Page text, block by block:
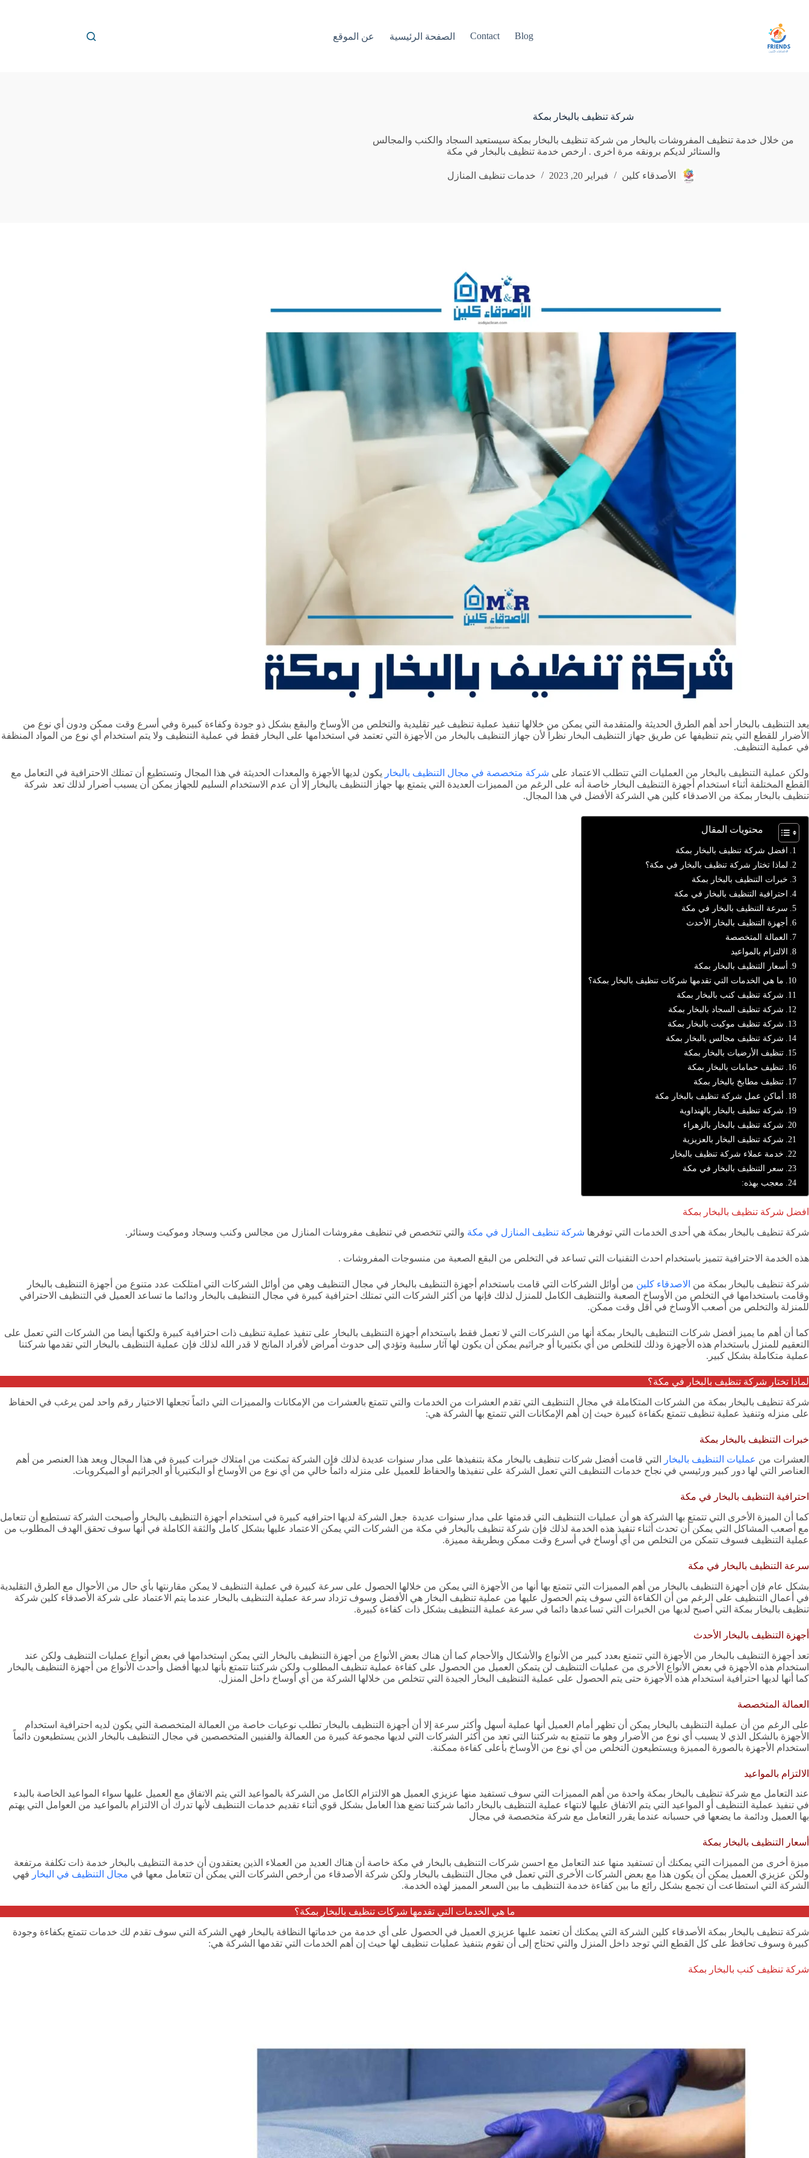
المحتوى
Blog
Contact الصفحة الرئيسية عن الموقع
شركة تنظيف بالبخار بمكة
من خلال خدمة تنظيف المفروشات بالبخار من شركة تنظيف بالبخار بمكة سيستعيد السجاد والكنب والمجالس
والستائر لديكم برونقه مرة اخرى . ارخص خدمة تنظيف بالبخار في مكة
الأصدقاء كلين فبراير 20, 2023 خدمات تنظيف المنازل
يعد التنظيف بالبخار أحد أهم الطرق الحديثة والمتقدمة التي يمكن من خلالها تنفيذ عملية تنظيف غير تقليدية والتخلص من الأوساخ والبقع بشكل ذو جودة وكفاءة كبيرة وفي أسرع وقت ممكن ودون أي نوع من
الأضرار للقطع التي يتم تنظيفها عن طريق جهاز التنظيف البخار نظراً لأن جهاز التنظيف بالبخار من الأجهزة التي تعتمد في استخدامها على البخار فقط في عملية التنظيف ولا يتم استخدام أي نوع من المواد المنظفة
في عملية التنظيف.
ولكن عملية التنظيف بالبخار من العمليات التي تتطلب الاعتماد على شركة متخصصة في مجال التنظيف بالبخار يكون لديها الأجهزة والمعدات الحديثة في هذا المجال وتستطيع أن تمتلك الاحترافية في التعامل مع
القطع المختلفة أثناء استخدام أجهزة التنظيف البخار خاصة أنه على الرغم من المميزات العديدة التي يتمتع بها جهاز التنظيف يالبخار إلا أن عدم الاستخدام السليم للجهاز يمكن أن يسبب أضرار لذلك تعد شركة
تنظيف بالبخار بمكة من الاصدقاء كلين هي الشركة الأفضل في هذا المجال.
محتويات المقال
افضل شركة تنظيف بالبخار بمكة
لماذا تختار شركة تنظيف بالبخار في مكة؟
خبرات التنظيف بالبخار بمكة
احترافية التنظيف بالبخار في مكة
سرعة التنظيف بالبخار في مكة
أجهزة التنظيف بالبخار الأحدث
العمالة المتخصصة
الالتزام بالمواعيد
أسعار التنظيف بالبخار بمكة
ما هي الخدمات التي تقدمها شركات تنظيف بالبخار بمكة؟
شركة تنظيف كنب بالبخار بمكة
شركة تنظيف السجاد بالبخار بمكة
شركة تنظيف موكيت بالبخار بمكة
شركة تنظيف مجالس بالبخار بمكة
تنظيف الأرضيات بالبخار بمكة
تنظيف حمامات بالبخار بمكة
تنظيف مطابخ بالبخار بمكة
أماكن عمل شركة تنظيف بالبخار مكة
شركة تنظيف بالبخار بالهنداوية
شركة تنظيف بالبخار بالزهراء
شركة تنظيف البخار بالعزيزية
خدمة عملاء شركة تنظيف بالبخار
سعر التنظيف بالبخار في مكة
معجب بهذه:
افضل شركة تنظيف بالبخار بمكة
شركة تنظيف بالبخار بمكة هي أحدى الخدمات التي توفرها شركة تنظيف المنازل في مكة والتي تتخصص في تنظيف مفروشات المنازل من مجالس وكنب وسجاد وموكيت وستائر.
هذه الخدمة الاحترافية تتميز باستخدام احدث التقنيات التي تساعد في التخلص من البقع الصعبة من منسوجات المفروشات .
شركة تنظيف بالبخار بمكة من الاصدقاء كلين من أوائل الشركات التي قامت باستخدام أجهزة التنظيف بالبخار في مجال التنظيف وهي من أوائل الشركات التي امتلكت عدد متنوع من أجهزة التنظيف بالبخار
وقامت باستخدامها في التخلص من الأوساخ الصعبة والتنظيف الكامل للمنزل لذلك فإنها من أكثر الشركات التي تمتلك احترافية كبيرة في مجال التنظيف بالبخار ودائما ما تساعد العميل في التنظيف الاحترافي
للمنزلة والتخلص من أصعب الأوساخ في أقل وقت ممكن.
كما أن أهم ما يميز أفضل شركات التنظيف بالبخار بمكة أنها من الشركات التي لا تعمل فقط باستخدام أجهزة التنظيف بالبخار على تنفيذ عملية تنظيف ذات احترافية كبيرة ولكنها أيضا من الشركات التي تعمل على
التعقيم للمنزل باستخدام هذه الأجهزة وذلك للتخلص من أي بكتيريا أو جراثيم يمكن أن يكون لها آثار سلبية وتؤدي إلى حدوث أمراض لأفراد المانج لا قدر الله لذلك فإن عملية التنظيف بالبخار التي تقدمها شركتنا
عملية متكاملة بشكل كبير.
لماذا تختار شركة تنظيف بالبخار في مكة؟
شركة تنظيف بالبخار بمكة من الشركات المتكاملة في مجال التنظيف التي تقدم العشرات من الخدمات والتي تتمتع بالعشرات من الإمكانات والمميزات التي دائماً تجعلها الاختيار رقم واحد لمن يرغب في الحفاظ
على منزله وتنفيذ عملية تنظيف تتمتع بكفاءة كبيرة حيث إن أهم الإمكانات التي تتمتع بها الشركة هي:
خبرات التنظيف بالبخار بمكة
العشرات من عمليات التنظيف بالبخار
التي قامت أفضل شركات تنظيف بالبخار مكة بتنفيذها على مدار سنوات عديدة لذلك فإن الشركة تمكنت من امتلاك خبرات كبيرة في هذا المجال ويعد هذا العنصر من أهم
العناصر التي لها دور كبير ورئيسي في نجاح خدمات التنظيف التي تعمل الشركة على تنفيذها والحفاظ للعميل على منزله دائماً خالي من أي نوع من الأوساخ أو البكتيريا أو الجراثيم أو الميكروبات.
احترافية التنظيف بالبخار في مكة
كما أن الميزة الأخرى التي تتمتع بها الشركة هو أن عمليات التنظيف التي قدمتها على مدار سنوات عديدة جعل الشركة لديها احترافيه كبيرة في استخدام أجهزة التنظيف بالبخار وأصبحت الشركة تستطيع أن تتعامل
مع أصعب المشاكل التي يمكن أن تحدث أثناء تنفيذ هذه الخدمة لذلك فإن شركة تنظيف بالبخار في مكة من الشركات التي يمكن الاعتماد عليها بشكل كامل والثقة الكاملة في أنها سوف تحقق الهدف المطلوب من
عملية التنظيف فسوف تتمكن من التخلص من أي أوساخ في أسرع وقت ممكن وبطريقة مميزة.
سرعة التنظيف بالبخار في مكة
بشكل عام فإن أجهزة التنظيف بالبخار من أهم المميزات التي تتمتع بها أنها من الأجهزة التي يمكن من خلالها الحصول على سرعة كبيرة في عملية التنظيف لا يمكن مقارنتها بأي حال من الأحوال مع الطرق التقليدية
في أعمال التنظيف على الرغم من أن الكفاءة التي سوف يتم الحصول عليها من عملية تنظيف البخار هي الأفضل وسوف تزداد سرعة عملية التنظيف بالبخار عندما يتم الاعتماد على شركة الأصدقاء كلين شركة
تنظيف بالبخار بمكة التي أصبح لديها من الخبرات التي تساعدها دائما في سرعة عملية التنظيف بشكل ذات كفاءة كبيرة.
أجهزة التنظيف بالبخار الأحدث
تعد أجهزة التنظيف بالبخار من الأجهزة التي تتمتع بعدد كبير من الأنواع والأشكال والأحجام كما أن هناك بعض الأنواع من أجهزة التنظيف بالبخار التي يمكن استخدامها في بعض أنواع عمليات التنظيف ولكن عند
استخدام هذه الأجهزة في بعض الأنواع الأخرى من عمليات التنظيف لن يتمكن العميل من الحصول على كفاءة عملية تنظيف المطلوب ولكن شركتنا تتمتع بأنها لديها أفضل وأحدث الأنواع من أجهزة التنظيف يالبخار
كما أنها لديها احترافية استخدام هذه الأجهزة حتى يتم الحصول على عملية التنظيف البخار الجيدة التي تتخلص من خلالها الشركة من أي أوساخ داخل المنزل.
العمالة المتخصصة
على الرغم من أن عملية التنظيف بالبخار يمكن أن تظهر أمام العميل أنها عملية أسهل وأكثر سرعة إلا أن أجهزة التنظيف بالبخار تطلب نوعيات خاصة من العمالة المتخصصة التي يكون لديه احترافية استخدام
الأجهزة بالشكل الذي لا يسبب أي نوع من الأضرار وهو ما تتمتع به شركتنا التي تعد من أكثر الشركات التي لديها مجموعة كبيرة من العمالة والفنيين المتخصصين في مجال التنظيف بالبخار الذين يستطيعون دائماً
استخدام الأجهزة بالصورة المميزة ويستطيعون التخلص من أي نوع من الأوساخ بأعلى كفاءة ممكنة.
الالتزام بالمواعيد
عند التعامل مع شركة تنظيف بالبخار بمكة واحدة من أهم المميزات التي سوف تستفيد منها عزيزي العميل هو الالتزام الكامل من الشركة بالمواعيد التي يتم الاتفاق مع العميل عليها سواء المواعيد الخاصة بالبدء
في تنفيذ عملية التنظيف أو المواعيد التي يتم الاتفاق عليها لانتهاء عملية التنظيف بالبخار دائما شركتنا تضع هذا العامل بشكل قوي أثناء تقديم خدمات التنظيف لأنها تدرك أن الالتزام بالمواعيد من العوامل التي يهتم
بها العميل ودائمة ما يضعها في حسبانه عندما يقرر التعامل مع شركة متخصصة في مجال
أسعار التنظيف بالبخار بمكة
ميزة أخرى من المميزات التي يمكنك أن تستفيد منها عند التعامل مع احسن شركات التنظيف بالبخار في مكة خاصة أن هناك العديد من العملاء الذين يعتقدون أن خدمة التنظيف بالبخار خدمة ذات تكلفة مرتفعة
ولكن عزيزي العميل يمكن أن يكون هذا مع بعض الشركات الأخرى التي تعمل في مجال التنظيف بالبخار ولكن شركة الأصدقاء من أرخص الشركات التي يمكن أن تتعامل معها في مجال التنظيف في البخار فهي
الشركة التي استطاعت أن تجمع بشكل رائع ما بين كفاءة خدمة التنظيف ما بين السعر المميز لهذه الخدمة.
ما هي الخدمات التي تقدمها شركات تنظيف بالبخار بمكة؟
شركة تنظيف بالبخار بمكة الأصدقاء كلين الشركة التي يمكنك أن تعتمد عليها عزيزي العميل في الحصول على أي خدمة من خدماتها النظافة بالبخار فهي الشركة التي سوف تقدم لك خدمات تتمتع بكفاءة وجودة
كبيرة وسوف تحافظ على كل القطع التي توجد داخل المنزل والتي تحتاج إلى أن تقوم بتنفيذ عمليات تنظيف لها حيث إن أهم الخدمات التي تقدمها الشركة هي:
شركة تنظيف كنب بالبخار بمكة